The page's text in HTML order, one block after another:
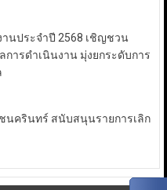
านประจำปี 2568 เชิญชวน
ารดำเนินงาน มุ่งยกระดับการ
นครินทร์ สนับสนุนรายการเลิก